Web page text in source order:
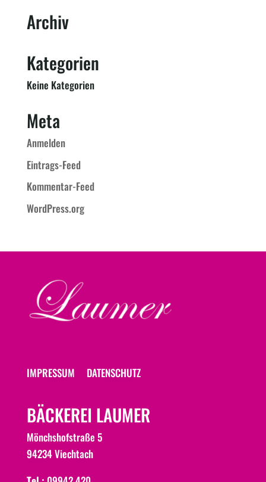
Archiv
Kategorien
Keine Kategorien
Meta
Anmelden
Eintrags-Feed
Kommentar-Feed
WordPress.org
IMPRESSUM DATENSCHUTZ
BÄCKEREI LAUMER
Mönchshofstraße 5
94234 Viechtach